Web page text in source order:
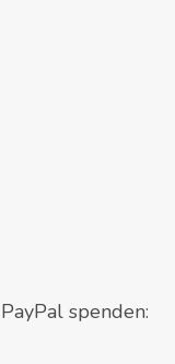
spenden: